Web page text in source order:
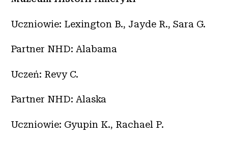
Uczniowie: Lexington B., Jayde R., Sara G.
Partner NHD: Alabama
Uczeń: Revy C.
Partner NHD: Alaska
Uczniowie: Gyupin K., Rachael P.